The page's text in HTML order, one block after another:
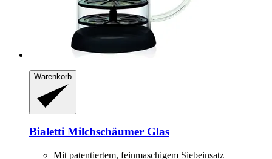
Warenkorb
Bialetti Milchschäumer Glas
Mit patentiertem, feinmaschigem Siebeinsatz